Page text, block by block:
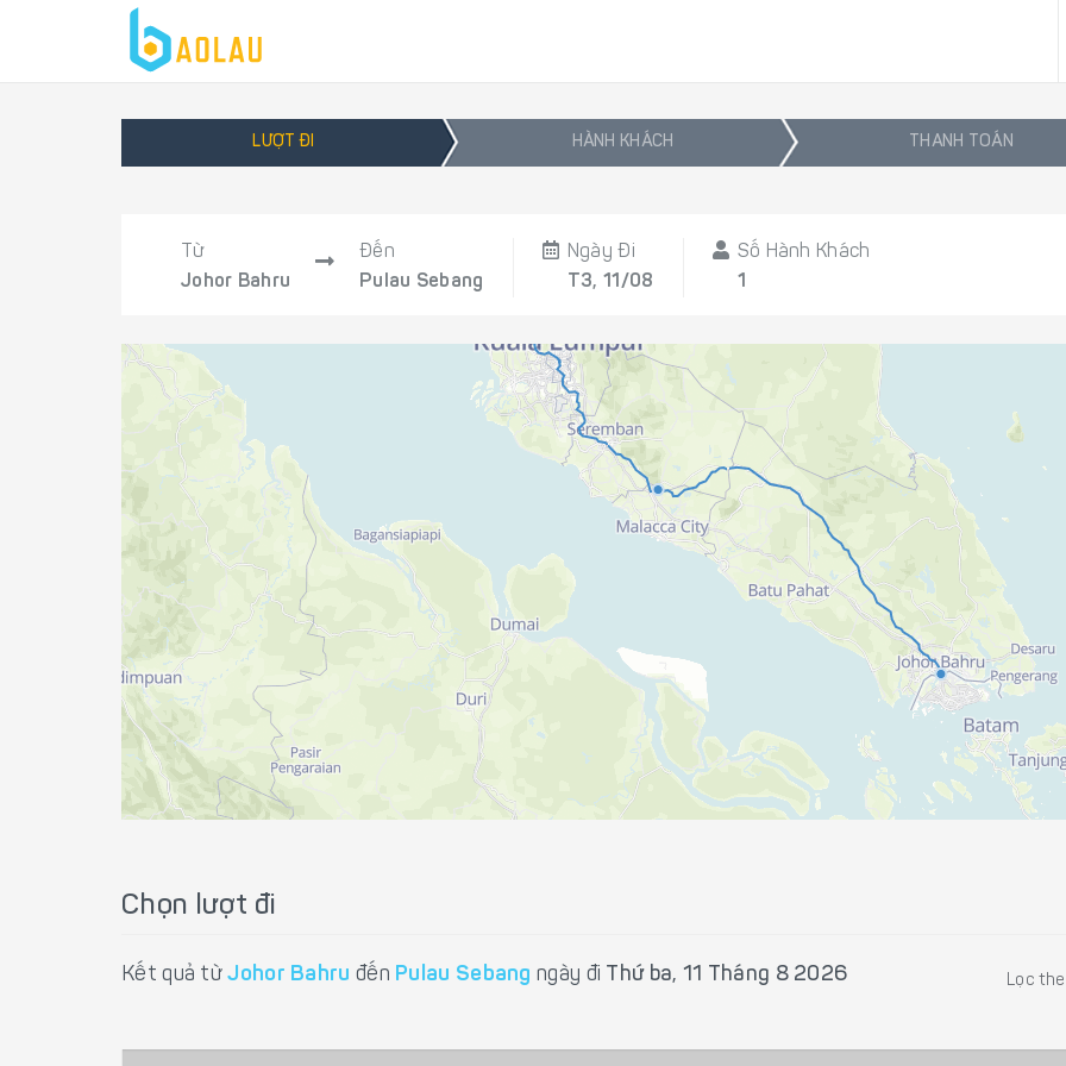
LƯỢT ĐI HÀNH KHÁCH THANH TOÁN
Từ
Johor Bahru
Đến
Pulau Sebang
Ngày Đi
T3, 11/08
Số Hành Khách
1
Chọn lượt đi
Kết quả từJohor Bahru đến Pulau Sebang ngày đi Thứ ba, 11 Tháng 8 2026 Lọc